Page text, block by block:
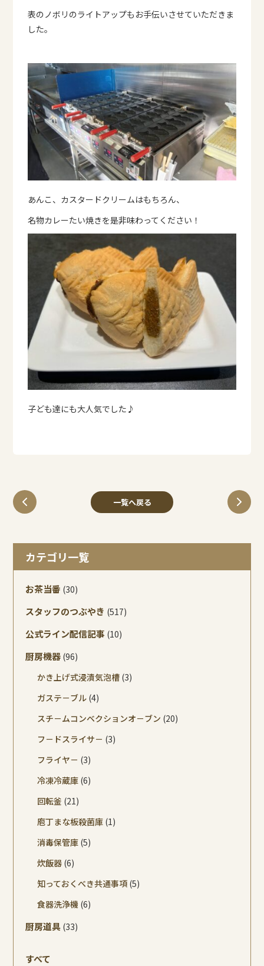
表のノボリのライトアップもお手伝いさせていただきま
した。
あんこ、カスタードクリームはもちろん、
名物カレーたい焼きを是非味わってください！
子ども達にも大人気でした♪
一覧へ戻る
カテゴリ一覧
お茶当番 (30)
スタッフのつぶやき (517)
公式ライン配信記事 (10)
厨房機器 (96)
かき上げ式浸漬気泡槽 (3)
ガステ－ブル (4)
スチ－ムコンベクションオ－ブン (20)
フ－ドスライサ－ (3)
フライヤ－ (3)
冷凍冷蔵庫 (6)
回転釜 (21)
庖丁まな板殺菌庫 (1)
消毒保管庫 (5)
炊飯器 (6)
知っておくべき共通事項 (5)
食器洗浄機 (6)
厨房道具 (33)
すべて